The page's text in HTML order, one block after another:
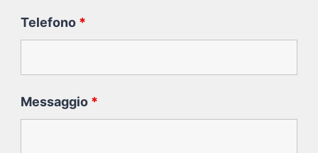
Telefono *
Messaggio *